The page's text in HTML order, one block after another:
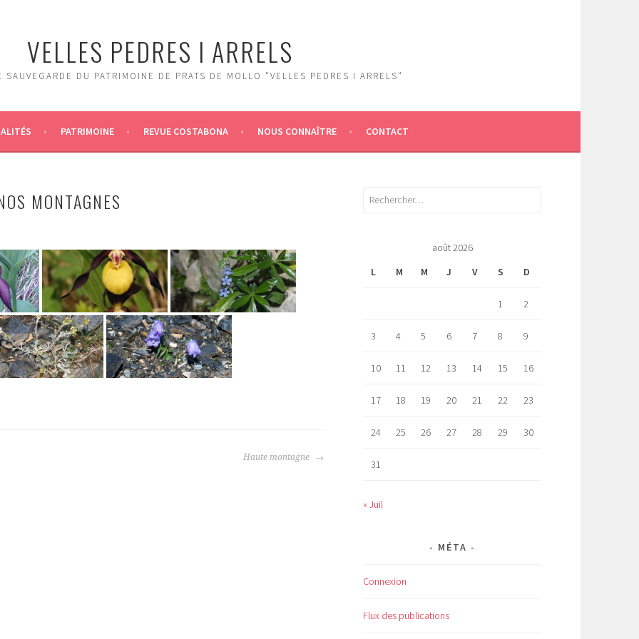
VELLES PEDRES I ARRELS
SAUVEGARDE DU PATRIMOINE DE PRATS DE MOLLO "VELLES PEDRES I ARRELS"
PATRIMOINE REVUE COSTABONA NOUS CONNAÎTRE CONTACT
MONTAGNES
Haute montagne
Rechercher :
août 2026
L
M M J V S D
1 2
3 4 5 6 7 8 9
10 11 12 13 14 15 16
17 18 19 20 21 22 23
24 25 26 27 28 29 30
31
« Juil
MÉTA
Connexion
Flux des publications